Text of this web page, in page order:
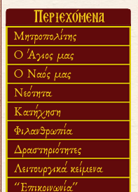
«πολύ αργά».
Ζητείται....